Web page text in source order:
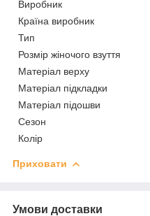
Виробник
Країна виробник
Тип
Розмір жіночого взуття
Матеріал верху
Матеріал підкладки
Матеріал підошви
Сезон
Колір
Приховати
Умови доставки